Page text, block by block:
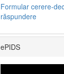
Formular cerere-
răspundere
ePIDS